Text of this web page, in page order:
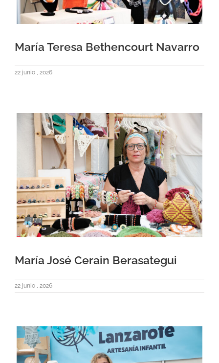
María Teresa Bethencourt Navarro
22 junio , 2026
María José Cerain Berasategui
22 junio , 2026